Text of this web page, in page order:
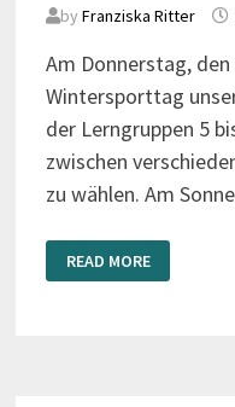
by Franziska Ritter
Am Donnerstag,
Wintersporttag
der Lerngruppen 5
zwischen
zu wählen. Am
TAG
VOLLER
READ MORE